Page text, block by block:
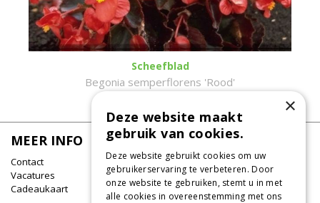
Scheefblad
Begonia semperflorens 'Rood'
MEER INFO
Contact
Vacatures
Cadeaukaart
×
Deze website maakt
gebruik van cookies.
Deze website gebruikt cookies om uw
gebruikerservaring te verbeteren. Door
onze website te gebruiken, stemt u in met
alle cookies in overeenstemming met ons